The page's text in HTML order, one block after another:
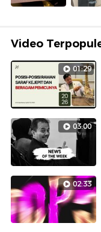
Video
01:29
03:00
02:33